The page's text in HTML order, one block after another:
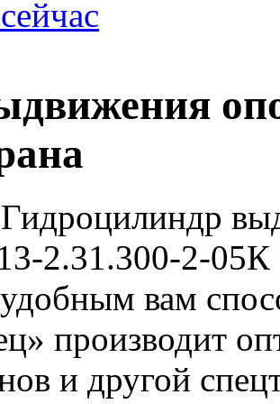
2.31.300-2-05К
вам
производит
и другой